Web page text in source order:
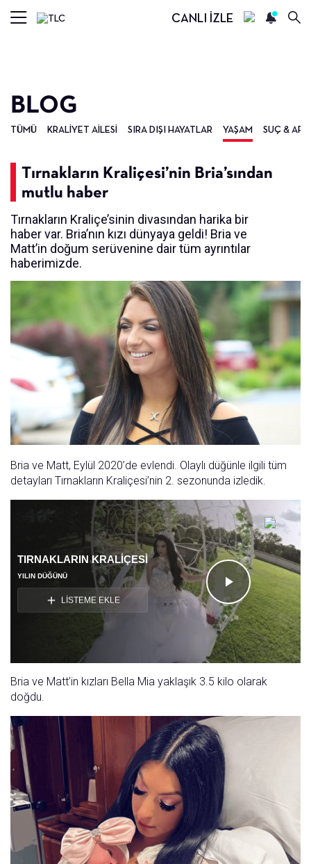
CANLI İZLE
BLOG
TÜMÜ KRALIYET AILESI SIRA DIŞI HAYATLAR YAŞAM SUÇ &
Tırnakların Kraliçesi’nin Bria’sından
mutlu haber
Tırnakların Kraliçe’sinin divasından harika bir
haber var. Bria’nın kızı dünyaya geldi! Bria ve
Matt’in doğum serüvenine dair tüm ayrıntılar
haberimizde.
Bria ve Matt, Eylül 2020’de evlendi. Olaylı düğünle ilgili tüm
detayları Tırnakların Kraliçesi’nin 2. sezonunda izledik.
Videoyu
Oynat
TIRNAKLARIN KRALIÇESI
YILIN DÜĞÜNÜ
LİSTEME EKLE
Bria ve Matt’in kızları Bella Mia yaklaşık 3.5 kilo olarak
doğdu.